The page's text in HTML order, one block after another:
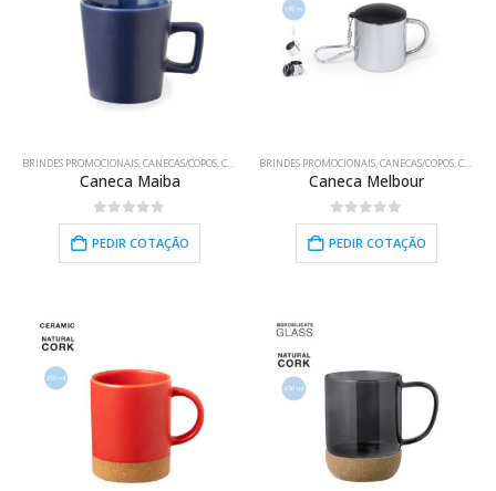
BRINDES PROMOCIONAIS,CANECAS/COPOS,COZINHA/BAR/LAR
Caneca Maiba
0out of 5
PEDIR COTAÇÃO
BRINDES PROMOCIONAIS,CANECAS/COPOS,COZINHA/BAR/LAR
Caneca Melbour
0out of 5
PEDIR COTAÇÃO